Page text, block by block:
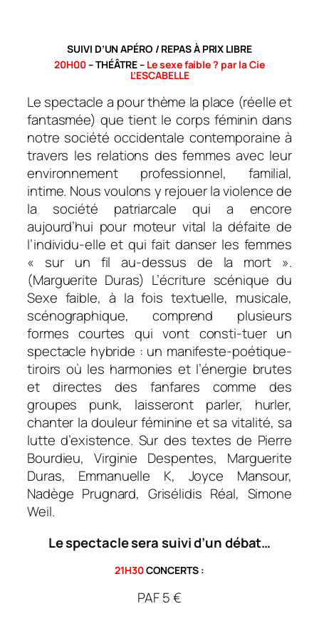
SUIVI D’UN APÉRO / REPAS À PRIX LIBRE
20H00– THÉÂTRE – Le sexe faible ? par la Cie
L’ESCABELLE
Le spectacle a pour thème la place (réelle et
fantasmée) que tient le corps féminin dans
notre société occidentale contemporaine à
travers les relations des femmes avec leur
environnement professionnel, familial,
intime. Nous voulons y rejouer la violence de
la société patriarcale qui a encore
aujourd’hui pour moteur vital la défaite de
l’individu-elle et qui fait danser les femmes
« sur un fil au-dessus de la mort ».
(Marguerite Duras) L’écriture scénique du
Sexe faible, à la fois textuelle, musicale,
scénographique, comprend plusieurs
formes courtes qui vont consti-tuer un
spectacle hybride : un manifeste-poétique-
tiroirs où les harmonies et l’énergie brutes
et directes des fanfares comme des
groupes punk, laisseront parler, hurler,
chanter la douleur féminine et sa vitalité, sa
lutte d’existence. Sur des textes de Pierre
Bourdieu, Virginie Despentes, Marguerite
Duras, Emmanuelle K, Joyce Mansour,
Nadège Prugnard, Grisélidis Réal, Simone
Weil.
Le spectacle sera suivi d’un débat…
21H30CONCERTS :
PAF 5 €